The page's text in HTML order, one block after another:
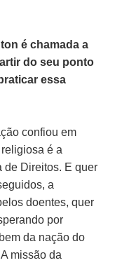
é chamada a
do seu ponto
essa
confiou em
é a
de Direitos. E quer
a
doentes, quer
por
da nação do
missão da